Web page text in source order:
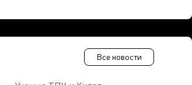
Все новости